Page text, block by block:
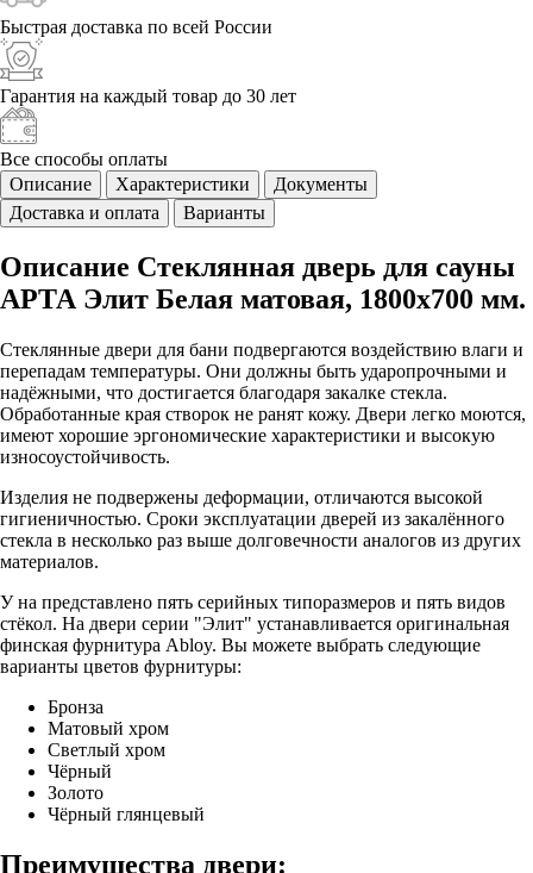
Быстрая доставка по всей России
Гарантия на каждый товар до 30 лет
Все способы оплаты
Описание
Характеристики
Документы
Доставка и оплата
Варианты
Описание Стеклянная дверь для сауны
АРТА Элит Белая матовая, 1800х700 мм.
Стеклянные двери для бани подвергаются воздействию влаги и
перепадам температуры. Они должны быть ударопрочными и
надёжными, что достигается благодаря закалке стекла.
Обработанные края створок не ранят кожу. Двери легко моются,
имеют хорошие эргономические характеристики и высокую
износоустойчивость.
Изделия не подвержены деформации, отличаются высокой
гигиеничностью. Сроки эксплуатации дверей из закалённого
стекла в несколько раз выше долговечности аналогов из других
материалов.
У на представлено пять серийных типоразмеров и пять видов
стёкол. На двери серии "Элит" устанавливается оригинальная
финская фурнитура Abloy. Вы можете выбрать следующие
варианты цветов фурнитуры:
Бронза
Матовый хром
Светлый хром
Чёрный
Золото
Чёрный глянцевый
Преимущества двери: